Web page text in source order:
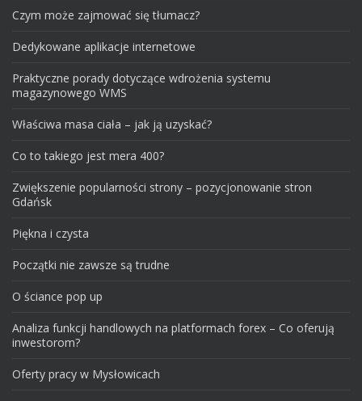
Czym może zajmować się tłumacz?
Dedykowane aplikacje internetowe
Praktyczne porady dotyczące wdrożenia systemu
magazynowego WMS
Właściwa masa ciała – jak ją uzyskać?
Co to takiego jest mera 400?
Zwiększenie popularności strony – pozycjonowanie stron
Gdańsk
Piękna i czysta
Początki nie zawsze są trudne
O ściance pop up
Analiza funkcji handlowych na platformach forex – Co oferują
inwestorom?
Oferty pracy w Mysłowicach